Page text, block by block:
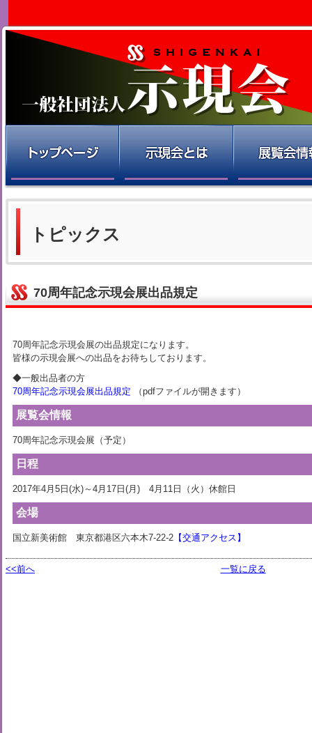
トピックス
70周年記念示現会展出品規定
70周年記念示現会展の出品規定になります。
皆様の示現会展への出品をお待ちしております。
◆一般出品者の方
70周年記念示現会展出品規定 （pdfファイルが開きます）
展覧会情報
70周年記念示現会展（予定）
日程
2017年4月5日(水)～4月17日(月) 4月11日（火）休館日
会場
国立新美術館 東京都港区六本木7-22-2 【交通アクセス】
<<前へ 一覧に戻る